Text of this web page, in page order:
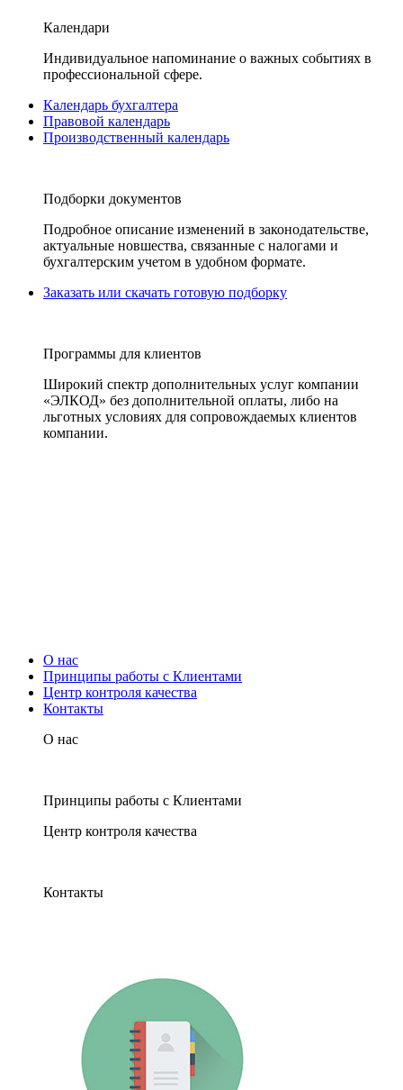
Календари
Индивидуальное напоминание о важных событиях в
профессиональной сфере.
Календарь бухгалтера
Правовой календарь
Производственный календарь
Подборки документов
Подробное описание изменений в законодательстве,
актуальные новшества, связанные с налогами и
бухгалтерским учетом в удобном формате.
Заказать или скачать готовую подборку
Программы для клиентов
Широкий спектр дополнительных услуг компании
«ЭЛКОД» без дополнительной оплаты, либо на
льготных условиях для сопровождаемых клиентов
компании.
О нас
Принципы работы с Клиентами
Центр контроля качества
Контакты
О нас
Принципы работы с Клиентами
Центр контроля качества
Контакты